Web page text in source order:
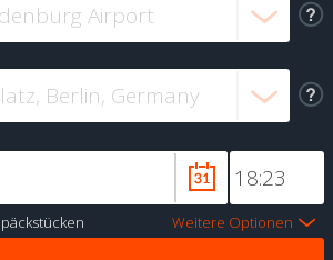
Weitere Optionen